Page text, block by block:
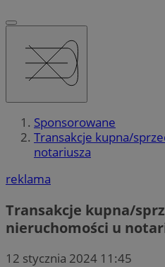
Sponsorowane
Transakcje kupna/
notariusza
reklama
Transakcje kupna/
nieruchomości u
12 stycznia 2024 11:45